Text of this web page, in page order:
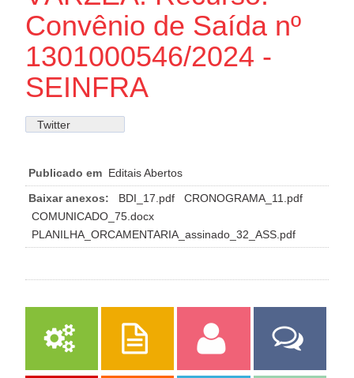
Convênio de Saída nº
1301000546/2024 -
SEINFRA
Twitter
Publicado em Editais Abertos
Baixar anexos:
BDI_17.pdf
CRONOGRAMA_11.pdf
COMUNICADO_75.docx
PLANILHA_ORCAMENTARIA_assinado_32_ASS.pdf